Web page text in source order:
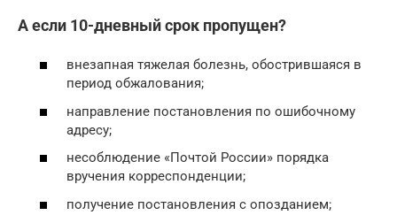
А если 10-дневный срок пропущен?
внезапная тяжелая болезнь, обострившаяся в
период обжалования;
направление постановления по ошибочному
адресу;
несоблюдение «Почтой России» порядка
вручения корреспонденции;
получение постановления с опозданием;